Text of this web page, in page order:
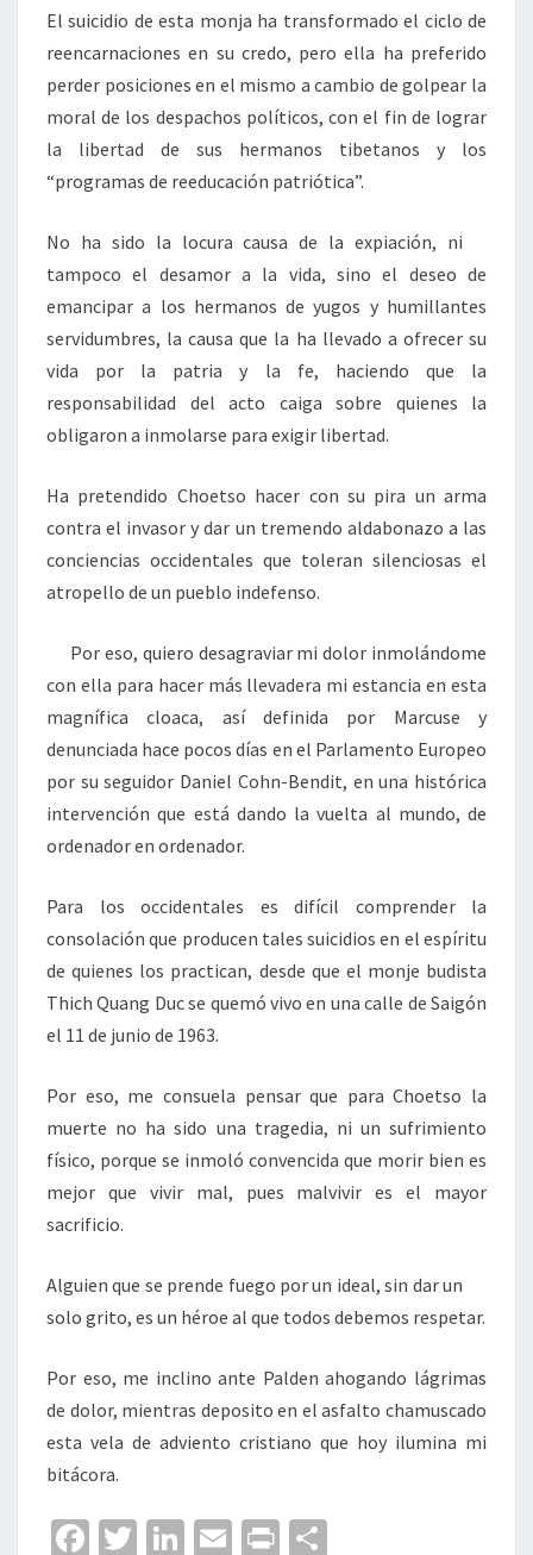
El suicidio de esta monja ha transformado el ciclo de
reencarnaciones en su credo, pero ella ha preferido
perder posiciones en el mismo a cambio de golpear la
moral de los despachos políticos, con el fin de lograr
la libertad de sus hermanos tibetanos y los
“programas de reeducación patriótica”.
No ha sido la locura causa de la expiación, ni
tampoco el desamor a la vida, sino el deseo de
emancipar a los hermanos de yugos y humillantes
servidumbres, la causa que la ha llevado a ofrecer su
vida por la patria y la fe, haciendo que la
responsabilidad del acto caiga sobre quienes la
obligaron a inmolarse para exigir libertad.
Ha pretendido Choetso hacer con su pira un arma
contra el invasor y dar un tremendo aldabonazo a las
conciencias occidentales que toleran silenciosas el
atropello de un pueblo indefenso.
Por eso, quiero desagraviar mi dolor inmolándome
con ella para hacer más llevadera mi estancia en esta
magnífica cloaca, así definida por Marcuse y
denunciada hace pocos días en el Parlamento Europeo
por su seguidor Daniel Cohn-Bendit, en una histórica
intervención que está dando la vuelta al mundo, de
ordenador en ordenador.
Para los occidentales es difícil comprender la
consolación que producen tales suicidios en el espíritu
de quienes los practican, desde que el monje budista
Thich Quang Duc se quemó vivo en una calle de Saigón
el 11 de junio de 1963.
Por eso, me consuela pensar que para Choetso la
muerte no ha sido una tragedia, ni un sufrimiento
físico, porque se inmoló convencida que morir bien es
mejor que vivir mal, pues malvivir es el mayor
sacrificio.
Alguien que se prende fuego por un ideal, sin dar un
solo grito, es un héroe al que todos debemos respetar.
Por eso, me inclino ante Palden ahogando lágrimas
de dolor, mientras deposito en el asfalto chamuscado
esta vela de adviento cristiano que hoy ilumina mi
bitácora.
Fa T
Li
E
Pr